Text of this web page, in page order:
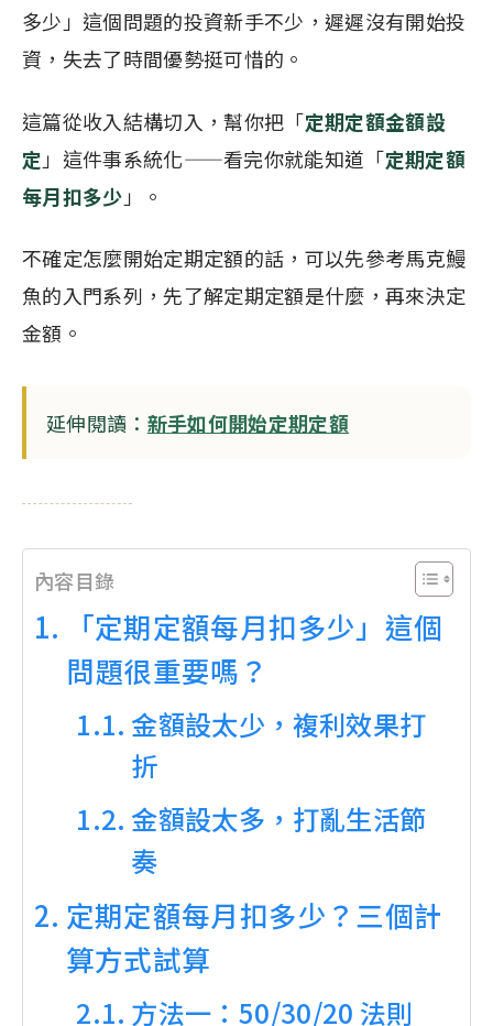
多少」這個問題的投資新手不少，遲遲沒有開始投
資，失去了時間優勢挺可惜的。
這篇從收入結構切入，幫你把「定期定額金額設
定 」這件事系統化——看完你就能知道「定期定額
每月扣多少 」。
不確定怎麼開始定期定額的話，可以先參考馬克鰻
魚的入門系列，先了解定期定額是什麼，再來決定
金額。
延伸閱讀： 新手如何開始定期定額
內容目錄
「定期定額每月扣多少」這個
問題很重要嗎？
金額設太少，複利效果打
折
金額設太多，打亂生活節
奏
定期定額每月扣多少？三個計
算方式試算
方法一：50/30/20 法則